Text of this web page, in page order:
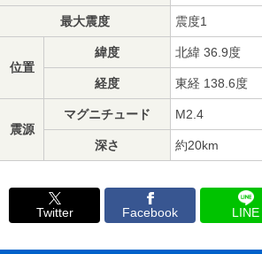
最大震度 震度1
位置
緯度 北緯 36.9度
経度 東経 138.6度
震源
マグニチュード M2.4
深さ 約20km
Twitter Facebook LINE